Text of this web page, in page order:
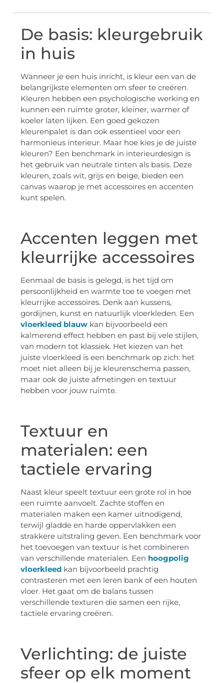
De basis: kleurgebruik
in huis
Wanneer je een huis inricht, is kleur een van de
belangrijkste elementen om sfeer te creëren.
Kleuren hebben een psychologische werking en
kunnen een ruimte groter, kleiner, warmer of
koeler laten lijken. Een goed gekozen
kleurenpalet is dan ook essentieel voor een
harmonieus interieur. Maar hoe kies je de juiste
kleuren? Een benchmark in interieurdesign is
het gebruik van neutrale tinten als basis. Deze
kleuren, zoals wit, grijs en beige, bieden een
canvas waarop je met accessoires en accenten
kunt spelen.
Accenten leggen met
kleurrijke accessoires
Eenmaal de basis is gelegd, is het tijd om
persoonlijkheid en warmte toe te voegen met
kleurrijke accessoires. Denk aan kussens,
gordijnen, kunst en natuurlijk vloerkleden. Een
vloerkleed blauw kan bijvoorbeeld een
kalmerend effect hebben en past bij vele stijlen,
van modern tot klassiek. Het kiezen van het
juiste vloerkleed is een benchmark op zich: het
moet niet alleen bij je kleurenschema passen,
maar ook de juiste afmetingen en textuur
hebben voor jouw ruimte.
Textuur en
materialen: een
tactiele ervaring
Naast kleur speelt textuur een grote rol in hoe
een ruimte aanvoelt. Zachte stoffen en
materialen maken een kamer uitnodigend,
terwijl gladde en harde oppervlakken een
strakkere uitstraling geven. Een benchmark voor
het toevoegen van textuur is het combineren
van verschillende materialen. Een hoogpolig
vloerkleed kan bijvoorbeeld prachtig
contrasteren met een leren bank of een houten
vloer. Het gaat om de balans tussen
verschillende texturen die samen een rijke,
tactiele ervaring creëren.
Verlichting: de juiste
sfeer op elk moment